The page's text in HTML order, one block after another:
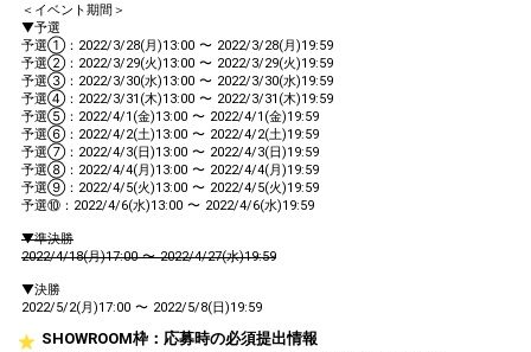
＜イベント期間＞
▼予選
予選①：2022/3/28(月)13:00 〜 2022/3/28(月)19:59
予選②：2022/3/29(火)13:00 〜 2022/3/29(火)19:59
予選③：2022/3/30(水)13:00 〜 2022/3/30(水)19:59
予選④：2022/3/31(木)13:00 〜 2022/3/31(木)19:59
予選⑤：2022/4/1(金)13:00 〜 2022/4/1(金)19:59
予選⑥：2022/4/2(土)13:00 〜 2022/4/2(土)19:59
予選⑦：2022/4/3(日)13:00 〜 2022/4/3(日)19:59
予選⑧：2022/4/4(月)13:00 〜 2022/4/4(月)19:59
予選⑨：2022/4/5(火)13:00 〜 2022/4/5(火)19:59
予選⑩：2022/4/6(水)13:00 〜 2022/4/6(水)19:59
▼準決勝
2022/4/18(月)17:00 〜 2022/4/27(水)19:59
▼決勝
2022/5/2(月)17:00 〜 2022/5/8(日)19:59
SHOWROOM枠：応募時の必須提出情報